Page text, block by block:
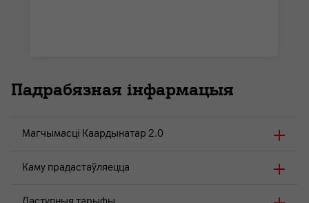
Падрабязная інфармацыя
Магчымасці Каардынатар 2.0
Каму прадастаўляецца